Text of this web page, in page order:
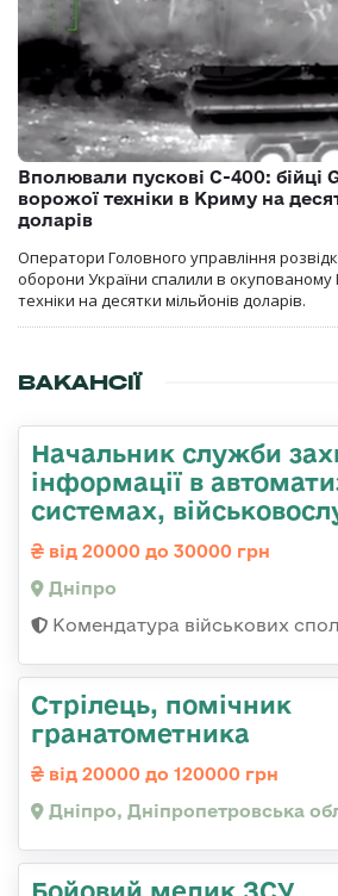
Вполювали пускові С-400: бійці
ворожої техніки в Криму на
доларів
Оператори Головного управління
оборони України спалили в окупованому
техніки на десятки мільйонів доларів.
ВАКАНСІЇ
Начальник служби
інформації в
системах,
від 20000 до 30000 грн
Дніпро
Комендатура військових
Стрілець, помічник
гранатометника
від 20000 до 120000 грн
Дніпро, Дніпропетровська
Бойовий медик ЗСУ